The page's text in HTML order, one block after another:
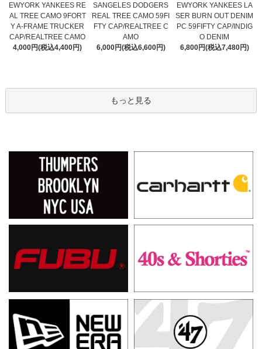
EWYORK YANKEES RE
AL TREE CAMO 9FORT
Y A-FRAME TRUCKER
CAP/REALTREE CAMO
4,000円(税込4,400円)
SANGELES DODGERS
REAL TREE CAMO 59FI
FTY CAP/REALTREE C
AMO
6,000円(税込6,600円)
EWYORK YANKEES LA
SER BURN OUT DENIM
PC 59FIFTY CAP/INDIG
O DENIM
6,800円(税込7,480円)
もっと見る